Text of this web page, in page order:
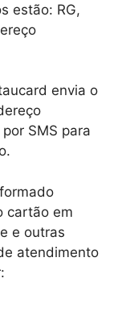
estão: RG,
envia o
SMS para
cartão em
e outras
atendimento